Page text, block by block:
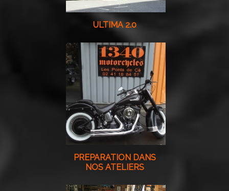
ULTIMA 2.0
PREPARATION DANS
NOS ATELIERS